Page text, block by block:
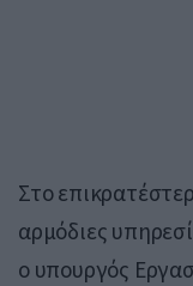
Στο
αρμόδιες
ο υπουργός